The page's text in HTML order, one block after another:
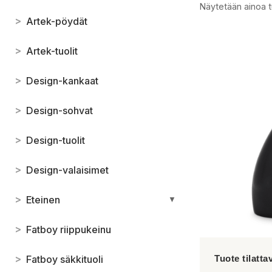
> Artek-pöydät
> Artek-tuolit
> Design-kankaat
> Design-sohvat
> Design-tuolit
> Design-valaisimet
> Eteinen ▼
> Fatboy riippukeinu
> Fatboy säkkituoli
Näytetään ainoa